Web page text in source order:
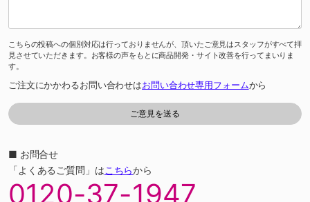
こちらの投稿への個別対応は行っておりませんが、頂いたご意見はスタッフがすべて拝
見させていただきます。お客様の声をもとに商品開発・サイト改善を行ってまいりま
す。
ご注文にかかわるお問い合わせはお問い合わせ専用フォームから
■ お問合せ
「よくあるご質問」はこちらから
0120-37-1947